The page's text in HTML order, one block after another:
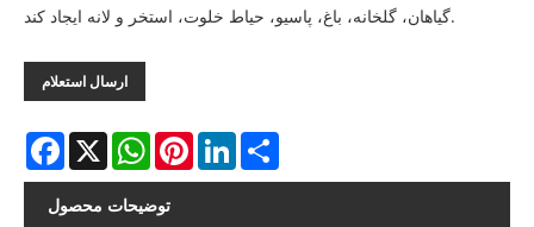
گیاهان، گلخانه، باغ، پاسیو، حیاط خلوت، استخر و لانه ایجاد کند.
ارسال استعلام
Facebook
X WhatsAppPinterestLinkedIn
توضیحات محصول